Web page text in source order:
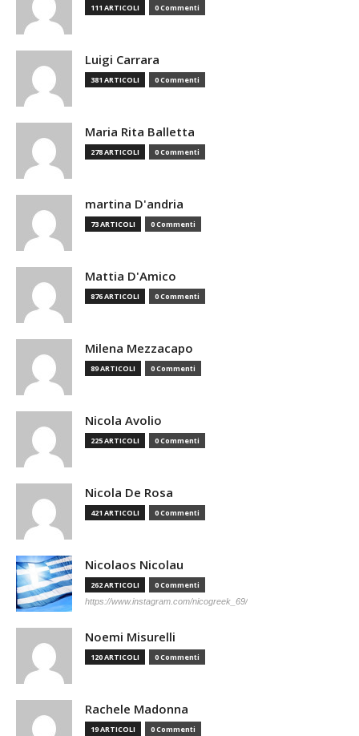
111 ARTICOLI 0 Commenti
Luigi Carrara
381 ARTICOLI 0 Commenti
Maria Rita Balletta
278 ARTICOLI 0 Commenti
martina D'andria
73 ARTICOLI 0 Commenti
Mattia D'Amico
876 ARTICOLI 0 Commenti
Milena Mezzacapo
89 ARTICOLI 0 Commenti
Nicola Avolio
225 ARTICOLI 0 Commenti
Nicola De Rosa
421 ARTICOLI 0 Commenti
Nicolaos Nicolau
262 ARTICOLI 0 Commenti
https://www.instagram.com/nicogreek_69/
Noemi Misurelli
120 ARTICOLI 0 Commenti
Rachele Madonna
19 ARTICOLI 0 Commenti